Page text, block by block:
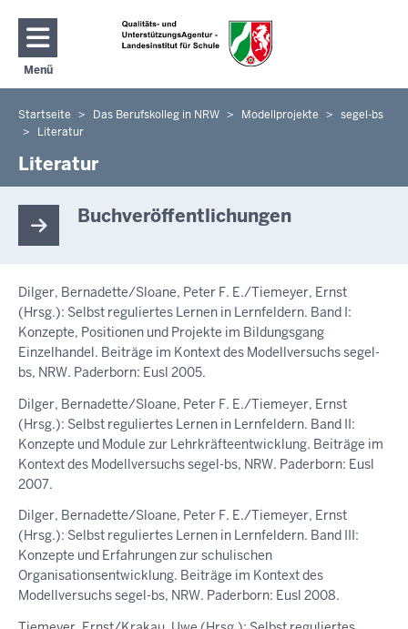
Direkt zum Inhalt
Menü
Navigation aktivieren/deaktivieren: Hauptmenü
Sie
befinden
sich
hier
Startseite Das Berufskolleg in NRW Modellprojekte
segel-bs
Literatur
Literatur
Buchveröffentlichungen
Dilger, Bernadette/Sloane, Peter F. E./Tiemeyer, Ernst
(Hrsg.): Selbst reguliertes Lernen in Lernfeldern. Band I:
Konzepte, Positionen und Projekte im Bildungsgang
Einzelhandel. Beiträge im Kontext des Modellversuchs segel-
bs, NRW. Paderborn: Eusl 2005.
Dilger, Bernadette/Sloane, Peter F. E./Tiemeyer, Ernst
(Hrsg.): Selbst reguliertes Lernen in Lernfeldern. Band II:
Konzepte und Module zur Lehrkräfteentwicklung. Beiträge im
Kontext des Modellversuchs segel-bs, NRW. Paderborn: Eusl
2007.
Dilger, Bernadette/Sloane, Peter F. E./Tiemeyer, Ernst
(Hrsg.): Selbst reguliertes Lernen in Lernfeldern. Band III:
Konzepte und Erfahrungen zur schulischen
Organisationsentwicklung. Beiträge im Kontext des
Modellversuchs segel-bs, NRW. Paderborn: Eusl 2008.